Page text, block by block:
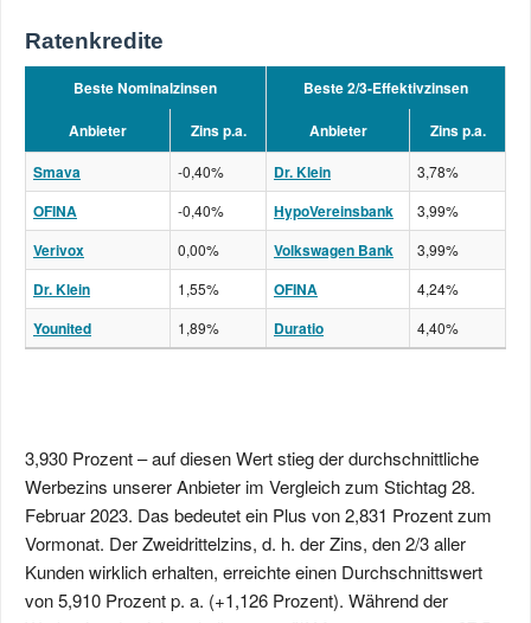
Ratenkredite
Beste Nominalzinsen
Beste 2/3-Effektivzinsen
Anbieter
Zins p.a. Anbieter
Zins p.a.
Smava
-0,40% Dr. Klein 3,78%
OFINA -0,40% HypoVereinsbank 3,99%
Verivox 0,00% Volkswagen Bank 3,99%
Dr. Klein 1,55% OFINA 4,24%
Younited 1,89% Duratio 4,40%
3,930 Prozent – auf diesen Wert stieg der durchschnittliche
Werbezins unserer Anbieter im Vergleich zum Stichtag 28.
Februar 2023. Das bedeutet ein Plus von 2,831 Prozent zum
Vormonat. Der Zweidrittelzins, d. h. der Zins, den 2/3 aller
Kunden wirklich erhalten, erreichte einen Durchschnittswert
von 5,910 Prozent p. a. (+1,126 Prozent). Während der